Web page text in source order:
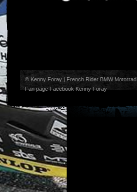
© Kenny Foray | French Rider BMW Motorrad
Fan page Facebook Kenny Foray